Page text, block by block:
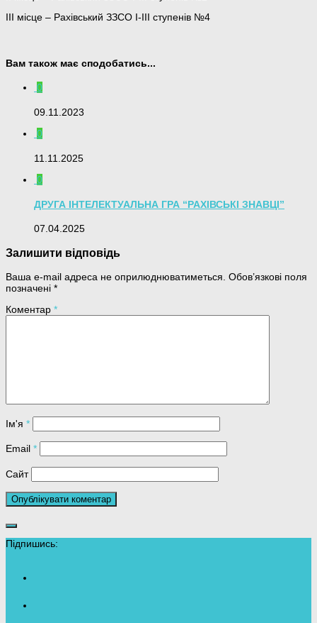
ІІІ місце – Рахівський ЗЗСО І-ІІІ ступенів №4
Вам також має сподобатись...
0
09.11.2023
0
11.11.2025
0
ДРУГА ІНТЕЛЕКТУАЛЬНА ГРА “РАХІВСЬКІ ЗНАВЦІ”
07.04.2025
Залишити відповідь
Ваша e-mail адреса не оприлюднюватиметься. Обов’язкові поля
позначені *
Коментар *
Ім'я *
Email *
Сайт
Підпишись: